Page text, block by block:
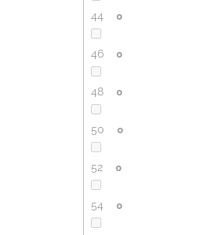
44 0
46 0
48 0
50 0
52 0
54 0